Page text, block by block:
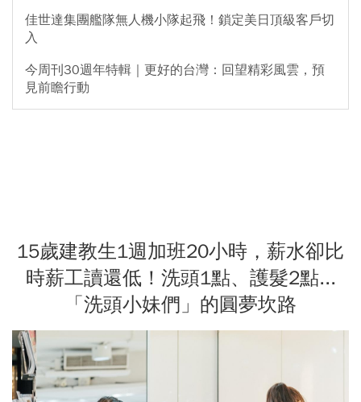
佳世達集團艦隊無人機小隊起飛！鎖定美日頂級客戶切
入
今周刊30週年特輯｜更好的台灣：回望精彩風雲，預
見前瞻行動
15歲建教生1週加班20小時，薪水卻比
時薪工讀還低！洗頭1點、護髮2點...
「洗頭小妹們」的圓夢坎路